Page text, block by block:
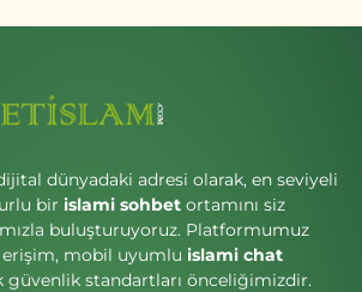
dünyadaki adresi olarak, en seviyeli
bir islami sohbet ortamını siz
buluşturuyoruz. Platformumuz
mobil uyumlu islami chat
güvenlik standartları önceliğimizdir.